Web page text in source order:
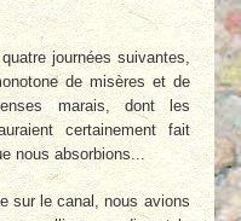
journées suivantes,
de misères et de
marais, dont les
certainement fait
nous absorbions...
sur le canal, nous avions